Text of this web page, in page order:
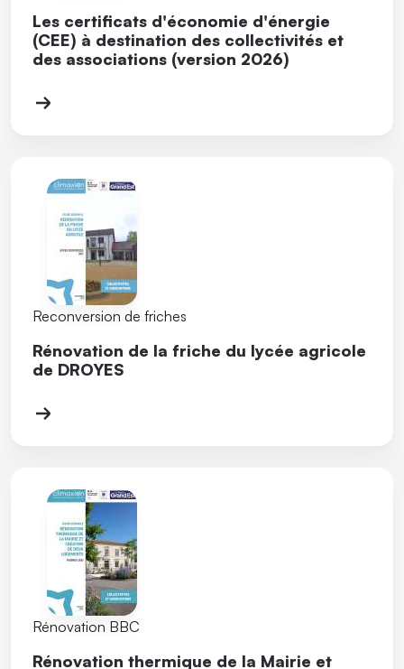
Les certificats d'économie d'énergie
(CEE) à destination des collectivités et
des associations (version 2026)
Reconversion de friches
Rénovation de la friche du lycée agricole
de DROYES
Rénovation BBC
Rénovation thermique de la Mairie et